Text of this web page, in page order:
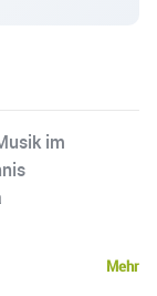
im
Mehr